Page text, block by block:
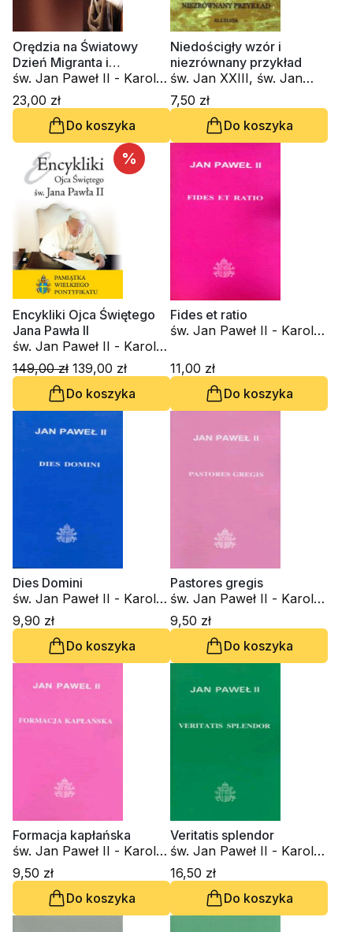
Orędzia na Światowy
Dzień Migranta i
Uchodźcy 1985 - 2005
św. Jan Paweł II - Karol
Wojtyła
23,00 zł
Do koszyka
Niedościgły wzór i
niezrównany przykład
św. Jan XXIII, św. Jan
Paweł II - Karol Wojtyła
7,50 zł
Do koszyka
%
Encykliki Ojca Świętego
Jana Pawła II
św. Jan Paweł II - Karol
Wojtyła
149,00 zł 139,00 zł
Do koszyka
Fides et ratio
św. Jan Paweł II - Karol
11,00 zł
Do koszyka
Dies Domini
św. Jan Paweł II - Karol
Wojtyła
9,90 zł
Do koszyka
Pastores gregis
św. Jan Paweł II - Karol
Wojtyła
9,50 zł
Do koszyka
Formacja kapłańska
św. Jan Paweł II - Karol
Wojtyła
9,50 zł
Do koszyka
Veritatis splendor
św. Jan Paweł II - Karol
Wojtyła
16,50 zł
Do koszyka